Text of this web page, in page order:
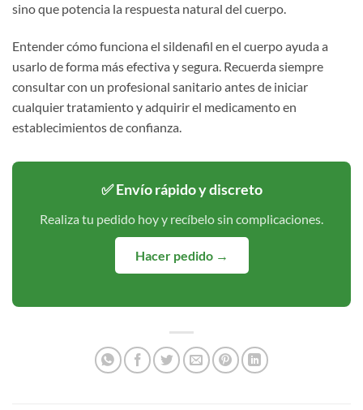
sino que potencia la respuesta natural del cuerpo.
Entender cómo funciona el sildenafil en el cuerpo ayuda a
usarlo de forma más efectiva y segura. Recuerda siempre
consultar con un profesional sanitario antes de iniciar
cualquier tratamiento y adquirir el medicamento en
establecimientos de confianza.
✅ Envío rápido y discreto
Realiza tu pedido hoy y recíbelo sin complicaciones.
Hacer pedido →